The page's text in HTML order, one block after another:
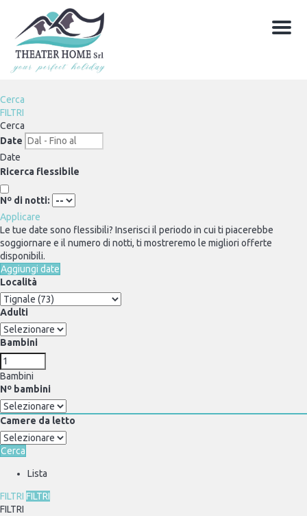
Menu
Cerca
FILTRI
Cerca
Date
Date
Ricerca flessibile
Nº di notti:
Applicare
Le tue date sono flessibili? Inserisci il periodo in cui ti piacerebbe
soggiornare e il numero di notti, ti mostreremo le migliori offerte
disponibili.
Aggiungi date
Località
Adulti
Bambini
Bambini
Nº bambini
Camere da letto
Cerca
Lista
FILTRI FILTRI
FILTRI